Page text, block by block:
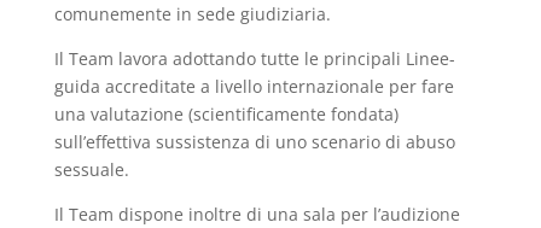
comunemente in sede giudiziaria.
Il Team lavora adottando tutte le principali Linee-
guida accreditate a livello internazionale per fare
una valutazione (scientificamente fondata)
sull’effettiva sussistenza di uno scenario di abuso
sessuale.
Il Team dispone inoltre di una sala per l’audizione